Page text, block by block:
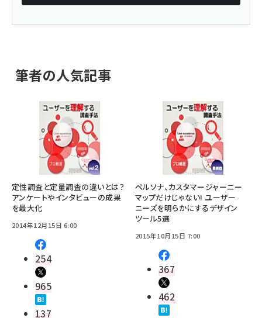
筆者の人気記事
定性調査と定量調査の違いとは？
アンケートやインタビューの成果
を最大化
2014年12月15日 6:00
254
965
137
ペルソナ、カスタマージャーニー
マップだけじゃない! ユーザー
ニーズを明らかにするデザイン
ツール5選
2015年10月15日 7:00
367
462